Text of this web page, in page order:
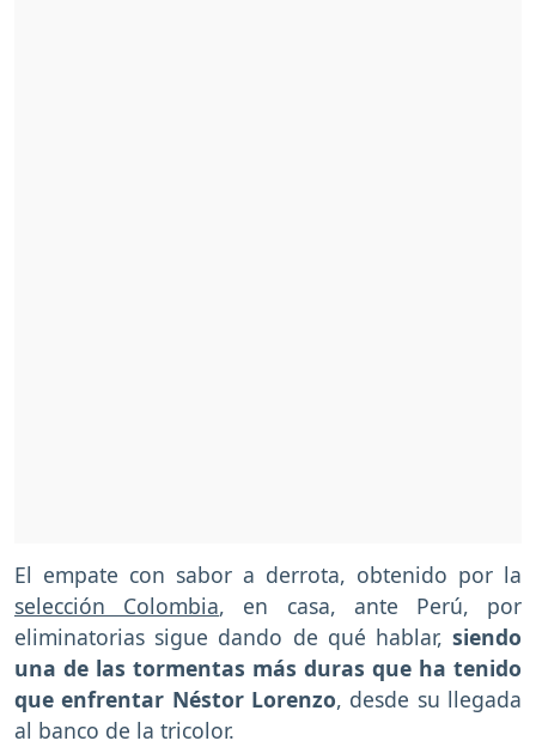
El empate con sabor a derrota, obtenido por la
selección Colombia, en casa, ante Perú, por
eliminatorias sigue dando de qué hablar, siendo
una de las tormentas más duras que ha tenido
que enfrentar Néstor Lorenzo, desde su llegada
al banco de la tricolor.